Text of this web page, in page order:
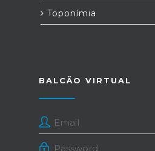
Toponímia
BALCÃO VIRTUAL